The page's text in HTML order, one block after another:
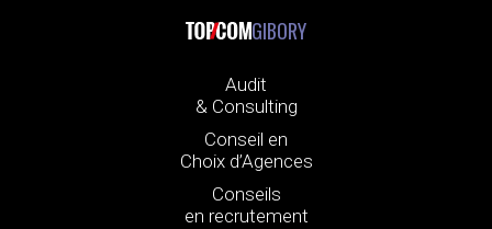
GIBORY
Audit
& Consulting
Conseil en
Choix d’Agences
Conseils
en recrutement